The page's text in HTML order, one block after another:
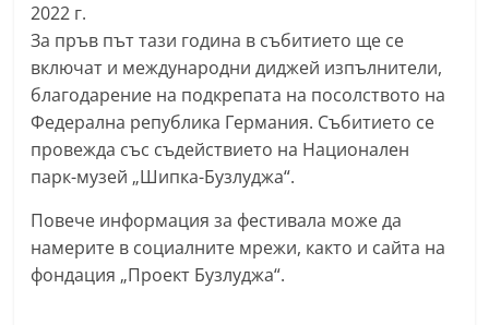
k
.
c
o
m
2022 г.
За пръв път тази година в събитието ще се
включат и международни диджей изпълнители,
благодарение на подкрепата на посолството на
Федерална република Германия. Събитието се
провежда със съдействието на Национален
парк-музей „Шипка-Бузлуджа“.
Повече информация за фестивала може да
намерите в социалните мрежи, както и сайта на
фондация „Проект Бузлуджа“.